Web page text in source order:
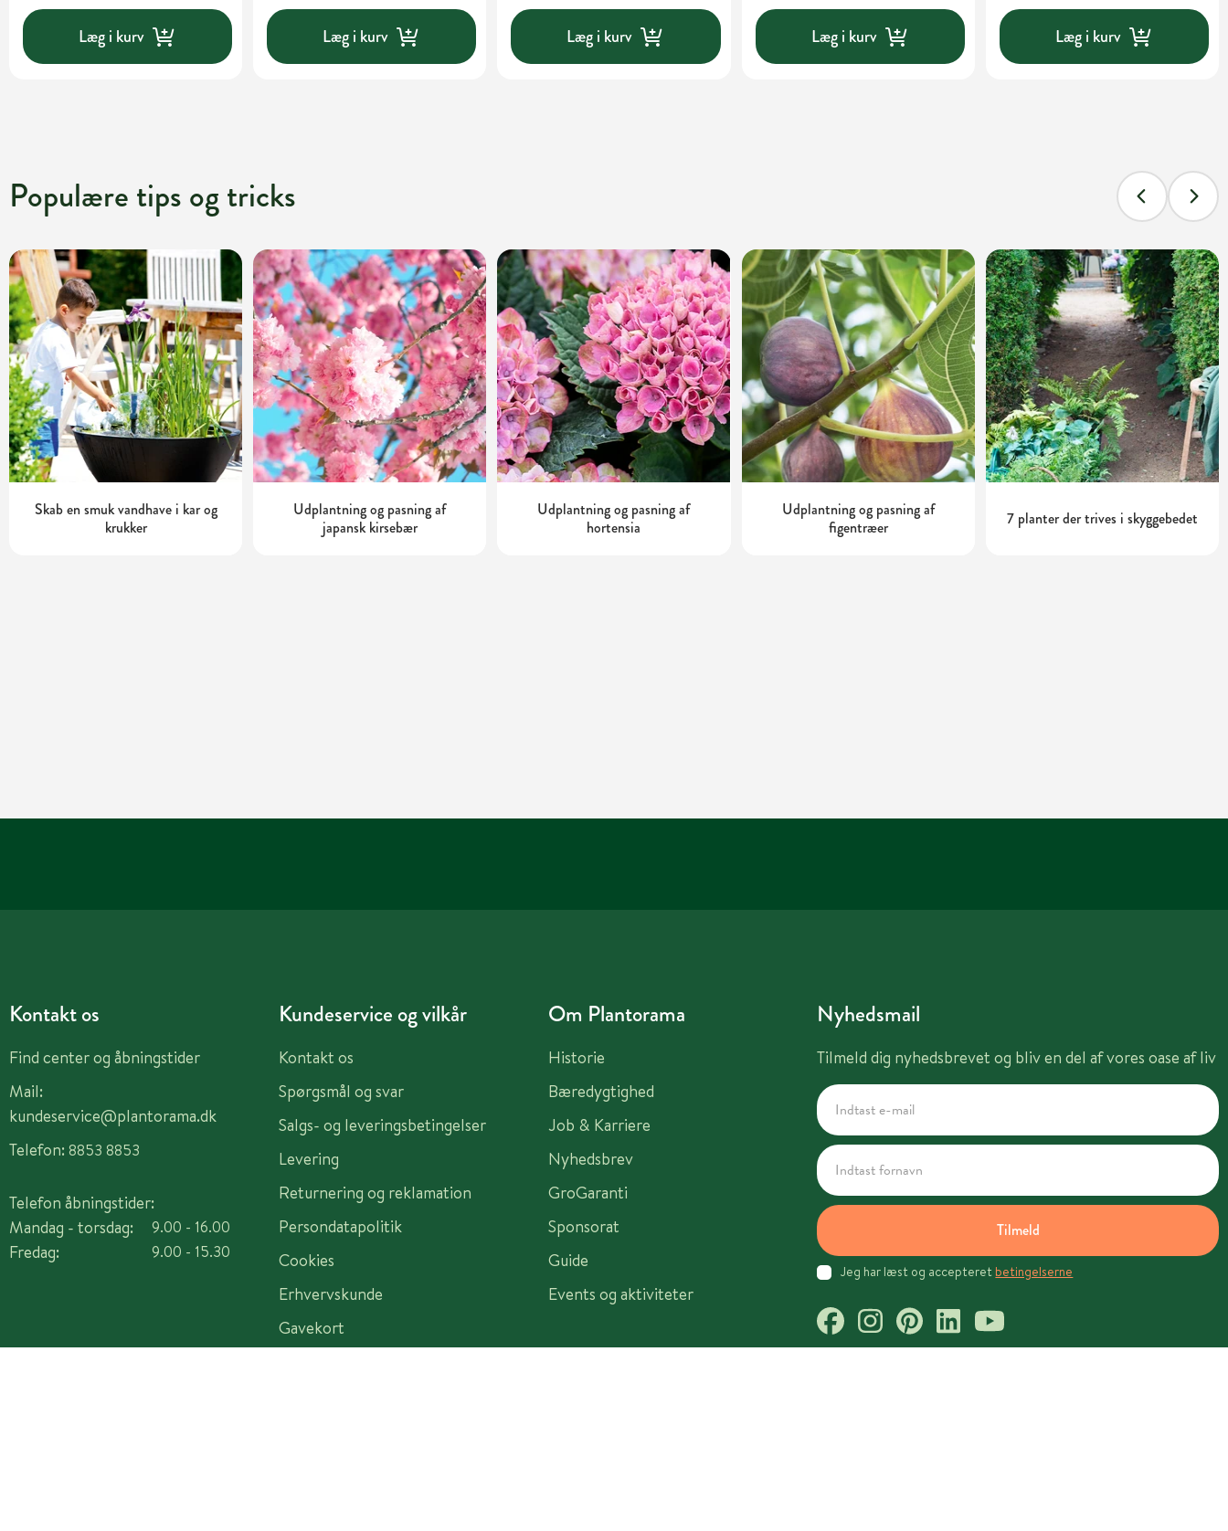
Læg i kurv Læg i kurv Læg i kurv Læg i kurv Læg i kurv
Populære tips og tricks
Skab en smuk vandhave i kar og
krukker
Udplantning og pasning af
japansk kirsebær
Udplantning og pasning af
hortensia
Udplantning og pasning af
figentræer
7 planter der trives i skyggebedet
Kontakt os
Find center og åbningstider
Mail:
kundeservice@plantorama.dk
Telefon: 8853 8853
Telefon åbningstider:
Mandag - torsdag:
Fredag:
9.00 - 16.00
9.00 - 15.30
Kundeservice og vilkår
Kontakt os
Spørgsmål og svar
Salgs- og leveringsbetingelser
Levering
Returnering og reklamation
Persondatapolitik
Cookies
Erhvervskunde
Gavekort
Om Plantorama
Historie
Bæredygtighed
Job & Karriere
Nyhedsbrev
GroGaranti
Sponsorat
Guide
Events og aktiviteter
Nyhedsmail
Tilmeld dig nyhedsbrevet og bliv en del af vores oase af liv
Tilmeld
Jeg har læst og accepteret betingelserne